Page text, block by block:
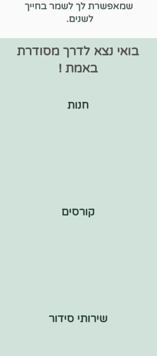
שמאפשרת לך לשמר בחייך
לשנים.
בואי נצא לדרך מסודרת
באמת !
חנות
קורסים
שירותי סידור